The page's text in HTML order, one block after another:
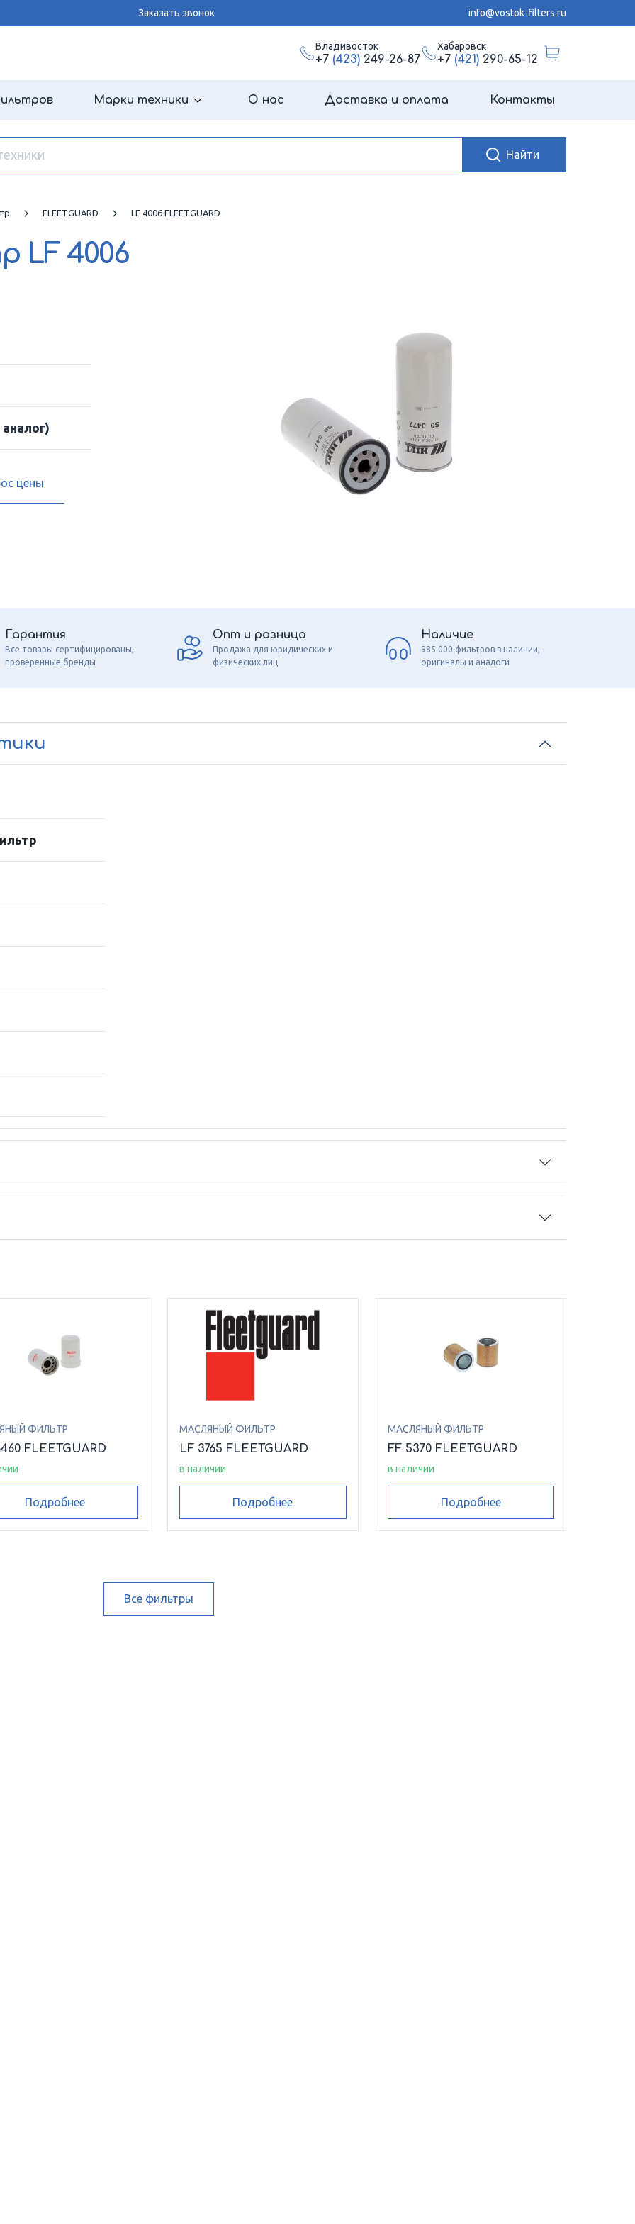
Заказать звонок info@vostok-filters.ru
Владивосток
+7 (423)249-26-87
Хабаровск
+7 (421)290-65-12
Марки техники О нас Доставка и оплата Контакты
FLEETGUARD LF 4006 FLEETGUARD
LF 4006
цены
Гарантия
Все товары сертифицированы,
проверенные бренды
Опт и розница
Продажа для юридических и
физических лиц
Наличие
985 000 фильтров в наличии,
оригиналы и аналоги
ФИЛЬТР
FLEETGUARD
Подробнее
МАСЛЯНЫЙ ФИЛЬТР
LF 3765 FLEETGUARD
в наличии
Подробнее
МАСЛЯНЫЙ ФИЛЬТР
FF 5370 FLEETGUARD
в наличии
Подробнее
Все фильтры